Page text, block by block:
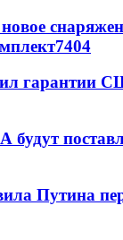
7404
гарантии
Путина